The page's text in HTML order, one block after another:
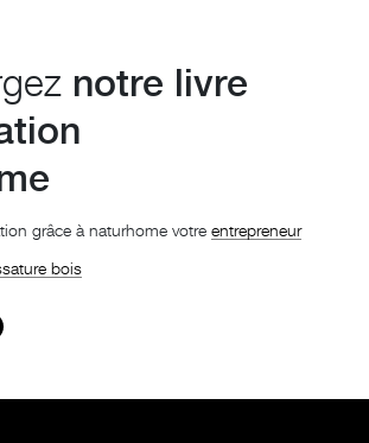
notre livre
grâce à naturhome votre entrepreneur
bois